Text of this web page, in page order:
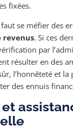
fixées.
se méfier des
revenus. Si ces
par
résulter en des
l’honnêteté et
des ennuis